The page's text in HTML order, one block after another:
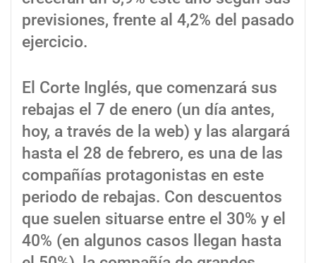
previsiones, frente al 4,2% del pasado
ejercicio.
El Corte Inglés, que comenzará sus
rebajas el 7 de enero (un día antes,
hoy, a través de la web) y las alargará
hasta el 28 de febrero, es una de las
compañías protagonistas en este
periodo de rebajas. Con descuentos
que suelen situarse entre el 30% y el
40% (en algunos casos llegan hasta